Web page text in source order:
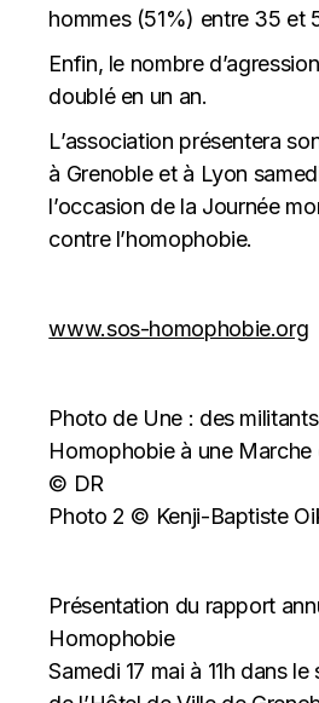
hommes (51%) entre 35 et
Enfin, le nombre
doublé en un an.
L’association présentera
à Grenoble et à Lyon
l’occasion de la Journée
contre l’homophobie.
www.sos-homophobie.org
Photo de Une : des
Homophobie à une Marche
© DR
Photo 2 © Kenji-Baptiste
Présentation du rapport
Homophobie
Samedi 17 mai à 11h dans le